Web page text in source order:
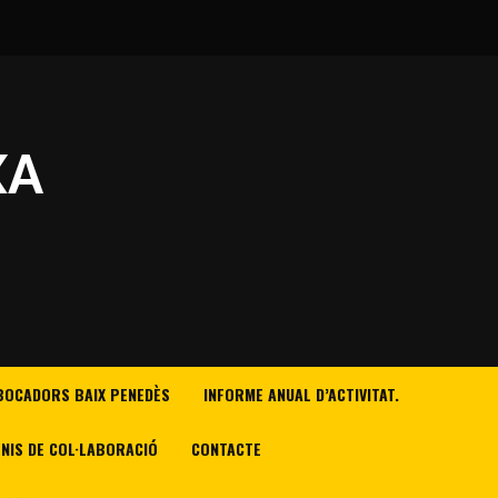
BAIX PENEDÈS INFORME ANUAL D’ACTIVITAT.
DE COL·LABORACIÓ CONTACTE